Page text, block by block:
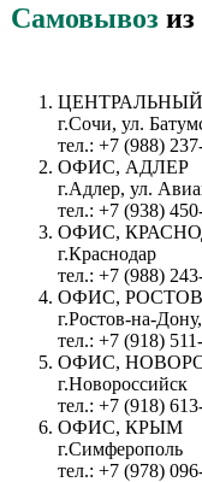
Самовывоз
г.Сочи, ул.
тел.: +7 (988)
ОФИС, АДЛЕР
г.Адлер, ул.
тел.: +7 (938)
ОФИС,
г.Краснодар
тел.: +7 (988)
ОФИС,
г.Ростов-на-
тел.: +7 (918)
ОФИС,
г.Новороссийск
тел.: +7 (918)
ОФИС, КРЫМ
г.Симферополь
тел.: +7 (978)